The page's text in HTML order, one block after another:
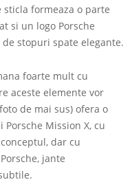
sticla formeaza o parte
si un logo Porsche
stopuri spate elegante.
foarte mult cu
aceste elemente vor
de mai sus) ofera o
Mission X, cu
dar cu
jante